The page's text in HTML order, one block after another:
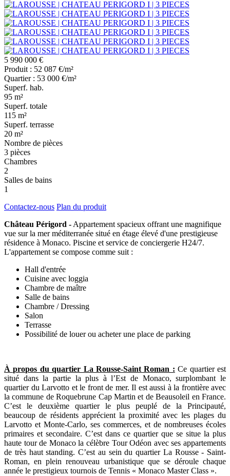
5 990 000 €
Produit : 52 087 €/m²
Quartier : 53 000 €/m²
Superf. hab.
95 m²
Superf. totale
115 m²
Superf. terrasse
20 m²
Nombre de pièces
3 pièces
Chambres
2
Salles de bains
1
Contactez-nous Plan du produit
Château Périgord - Appartement spacieux offrant une magnifique
vue sur la mer méditerranée situé en étage élevé d'une prestigieuse
résidence à Monaco. Piscine et service de conciergerie H24/7.
L'appartement se compose comme suit :
Hall d'entrée
Cuisine avec loggia
Chambre de maître
Salle de bains
Chambre / Dressing
Salon
Terrasse
Possibilité de louer ou acheter une place de parking
À propos du quartier La Rousse-Saint Roman : Ce quartier est
situé dans la partie la plus à l’Est de Monaco, surplombant le
quartier du Larvotto et le front de mer. Il est aussi à la frontière avec
la commune de Roquebrune Cap Martin et de Beausoleil en France.
C’est le deuxième quartier le plus peuplé de la Principauté,
beaucoup de résidents apprécient la proximité avec les plages du
Larvotto et Monte-Carlo, ses commerces, et de nombreuses écoles
primaires et secondaire. C’est dans ce quartier que se situe la plus
haute tour de Monaco la célèbre Tour Odéon avec ses appartements
de très haut standing. C’est au sein du quartier La Rousse - Saint-
Roman, en plein renouveau urbanistique que se déroule chaque
année le prestigieux tournois de Tennis « Monaco Master Class ».